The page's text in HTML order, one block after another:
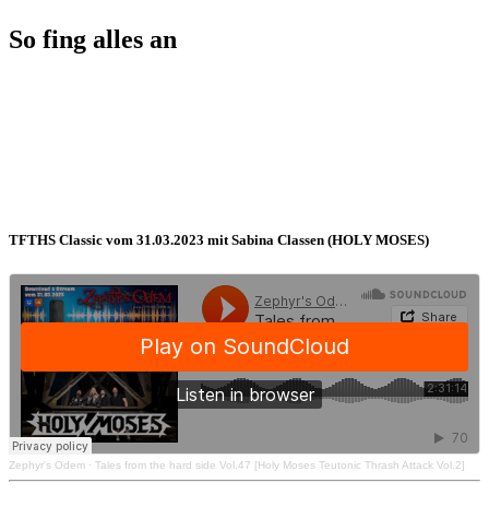
So fing alles an
TFTHS Classic vom 31.03.2023 mit Sabina Classen (HOLY MOSES)
Zephyr's Odem · Tales from the hard side Vol.47 [Holy Moses Teutonic Thrash Attack Vol.2]